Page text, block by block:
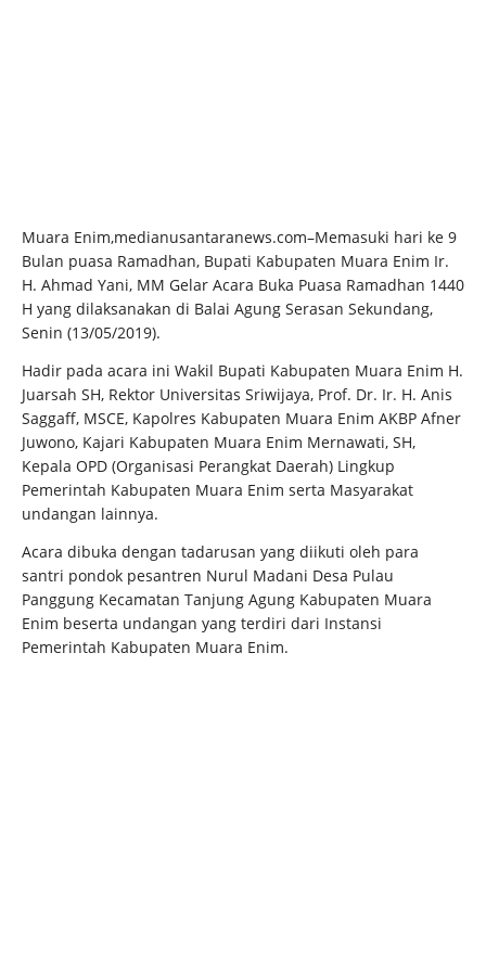
Muara Enim,medianusantaranews.com–Memasuki hari ke 9
Bulan puasa Ramadhan, Bupati Kabupaten Muara Enim Ir.
H. Ahmad Yani, MM Gelar Acara Buka Puasa Ramadhan 1440
H yang dilaksanakan di Balai Agung Serasan Sekundang,
Senin (13/05/2019).
Hadir pada acara ini Wakil Bupati Kabupaten Muara Enim H.
Juarsah SH, Rektor Universitas Sriwijaya, Prof. Dr. Ir. H. Anis
Saggaff, MSCE, Kapolres Kabupaten Muara Enim AKBP Afner
Juwono, Kajari Kabupaten Muara Enim Mernawati, SH,
Kepala OPD (Organisasi Perangkat Daerah) Lingkup
Pemerintah Kabupaten Muara Enim serta Masyarakat
undangan lainnya.
Acara dibuka dengan tadarusan yang diikuti oleh para
santri pondok pesantren Nurul Madani Desa Pulau
Panggung Kecamatan Tanjung Agung Kabupaten Muara
Enim beserta undangan yang terdiri dari Instansi
Pemerintah Kabupaten Muara Enim.